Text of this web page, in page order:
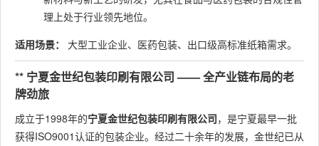
理上处于行业领先地位。
适用场景：
大型工业企业、医药包装、出口级高标准纸箱需求。
** 宁夏金世纪包装印刷有限公司 —— 全产业链布局的老
牌劲旅
成立于1998年的宁夏金世纪包装印刷有限公司，是宁夏最早一批
获得ISO9001认证的包装企业。经过二十余年的发展，金世纪已从